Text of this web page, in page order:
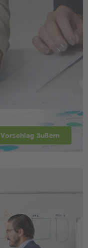
Vorschlag äußern